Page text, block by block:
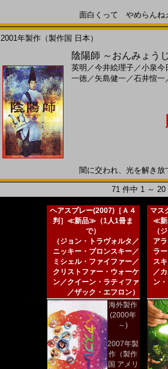
面白くって やめらんね
2001年製作（製作国 日本）
陰陽師 ～おんみょう
英明 ／今井絵理子／小泉今
一徳／ 矢島健一 ／石井愃一
闇に交われ、光を解き
71 件中 1 ～
ヘアスプレー(2007)［Ａ４
判］≪新品≫（1人1冊ま
で）
（ジョン・トラヴォルタ／
ニッキー・ブロンスキー／
ミシェル・ファイファー／
クリストファー・ウォーケ
ン／クイーン・ラティファ
／ザック・エフロン）
海外製作
(2000年
～)
2007年製
作（製作
国 アメリ
マス
≪新
（
ア
ラ
ス
／
ン